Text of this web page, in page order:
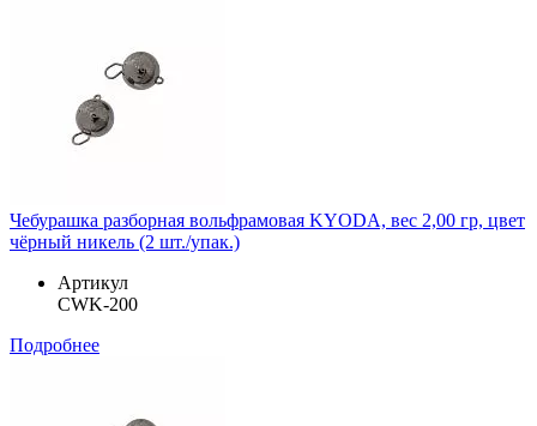
Чебурашка разборная вольфрамовая KYODA, вес 2,00 гр, цвет
чёрный никель (2 шт./упак.)
Артикул
CWK-200
Подробнее